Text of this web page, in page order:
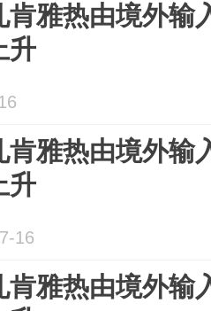
肯雅热由境外输
升
肯雅热由境外输
升
16
肯雅热由境外输